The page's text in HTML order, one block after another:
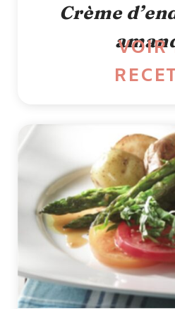
Crème
VOIR